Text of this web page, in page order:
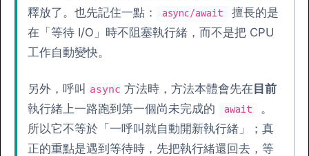
釋放了。也先記住一點：
async/await
擅長的是
在「等待 I/O」時不阻塞執行緒，而不是把 CPU
工作自動變快。
另外，呼叫 async 方法時，方法本體會先在 目前
執行緒上一路跑到第一個尚未完成的
await
。
所以它不等於「一呼叫就自動開新執行緒」；真
正的重點是遇到等待時，先把執行緒還回去，等